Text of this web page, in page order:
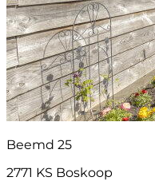
Beemd 25
2771 KS Boskoop